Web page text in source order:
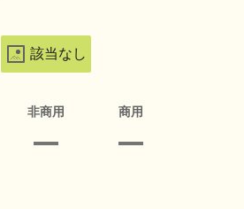
該当なし
非商用 商用